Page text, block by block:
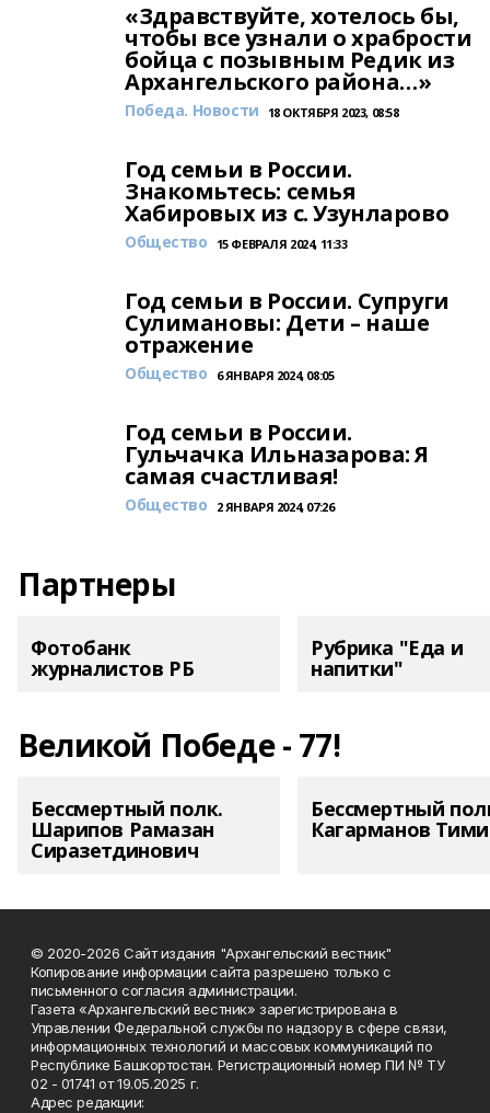
«Здравствуйте, хотелось бы,
чтобы все узнали о храбрости
бойца с позывным Редик из
Архангельского района…»
Победа. Новости 18 ОКТЯБРЯ 2023, 08:58
Год семьи в России.
Знакомьтесь: семья
Хабировых из с. Узунларово
Общество 15 ФЕВРАЛЯ 2024, 11:33
Год семьи в России. Супруги
Сулимановы: Дети – наше
отражение
Общество 6 ЯНВАРЯ 2024, 08:05
Год семьи в России.
Гульчачка Ильназарова: Я
самая счастливая!
Общество 2 ЯНВАРЯ 2024, 07:26
Партнеры
Фотобанк
журналистов РБ
Рубрика "Еда и
напитки"
Великой Победе - 77!
Бессмертный полк.
Шарипов Рамазан
Сиразетдинович
Бессмертный
Кагарманов
© 2020-2026 Сайт издания "Архангельский вестник"
Копирование информации сайта разрешено только с
письменного согласия администрации.
Газета «Архангельский вестник» зарегистрирована в
Управлении Федеральной службы по надзору в сфере связи,
информационных технологий и массовых коммуникаций по
Республике Башкортостан. Регистрационный номер ПИ № ТУ
02 - 01741 от 19.05.2025 г.
Адрес редакции: